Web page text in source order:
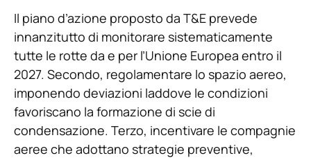
Il piano d’azione proposto da T&E prevede
innanzitutto di monitorare sistematicamente
tutte le rotte da e per l’Unione Europea entro il
2027. Secondo, regolamentare lo spazio aereo,
imponendo deviazioni laddove le condizioni
favoriscano la formazione di scie di
condensazione. Terzo, incentivare le compagnie
aeree che adottano strategie preventive,